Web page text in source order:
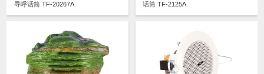
寻呼话筒 TF-20267A 话筒 TF-2125A